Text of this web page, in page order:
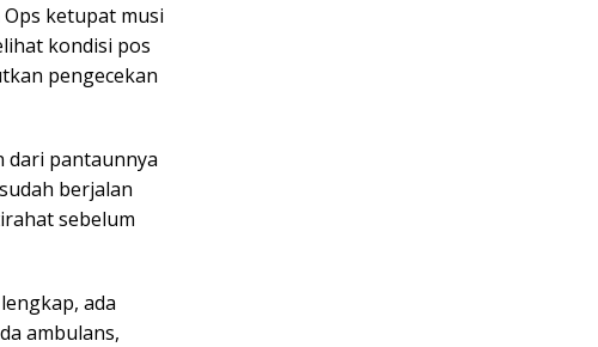
ketupat musi
kondisi pos
pengecekan
dari pantaunnya
berjalan
sebelum
ada
ambulans,